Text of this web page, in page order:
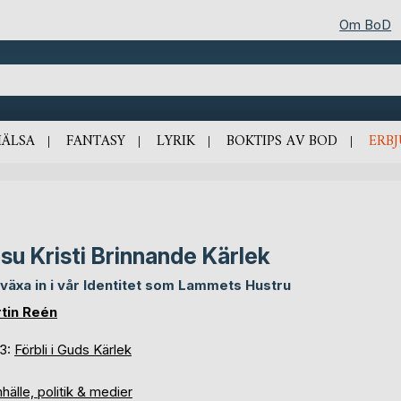
Om BoD
FANTASY LYRIK BOKTIPS AV BOD
Kristi Brinnande Kärlek
in i vår Identitet som Lammets Hustru
Reén
Förbli i Guds Kärlek
politik & medier